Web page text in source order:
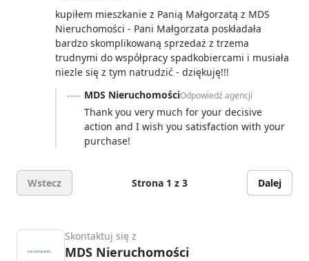
5 z 5 gwiazdek
kupiłem mieszkanie z Panią Małgorzatą z MDS
Nieruchomości - Pani Małgorzata poskładała
bardzo skomplikowaną sprzedaż z trzema
trudnymi do współpracy spadkobiercami i musiała
niezle się z tym natrudzić - dziękuję!!!
MDS NieruchomościOdpowiedź agencji
Thank you very much for your decisive
action and I wish you satisfaction with your
purchase!
Wstecz Strona 1 z 3 Dalej
Skontaktuj się z
MDS Nieruchomości